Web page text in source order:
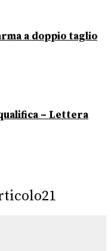
a doppio taglio
– Lettera